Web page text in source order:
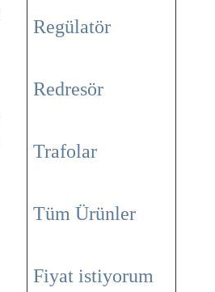
Regülatör
Redresör
Trafolar
Tüm Ürünler
Fiyat istiyorum